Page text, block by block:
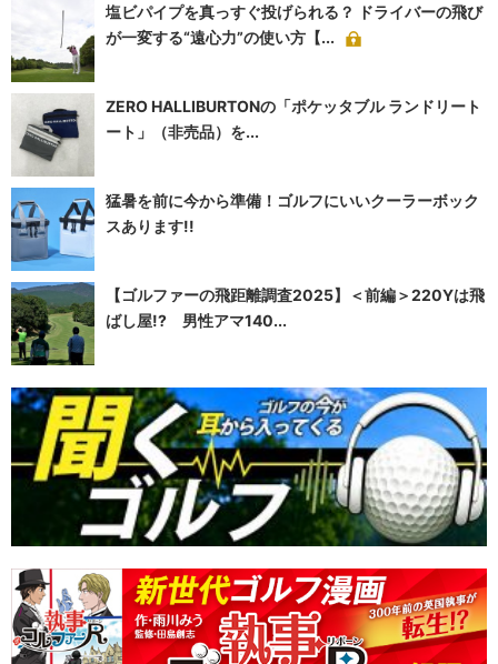
塩ビパイプを真っすぐ投げられる？ ドライバーの飛び
が一変する“遠心力”の使い方【...
ZERO HALLIBURTONの「ポケッタブル ランドリート
ート」（非売品）を...
猛暑を前に今から準備！ゴルフにいいクーラーボック
スあります!!
【ゴルファーの飛距離調査2025】＜前編＞220Yは飛
ばし屋!? 男性アマ140...